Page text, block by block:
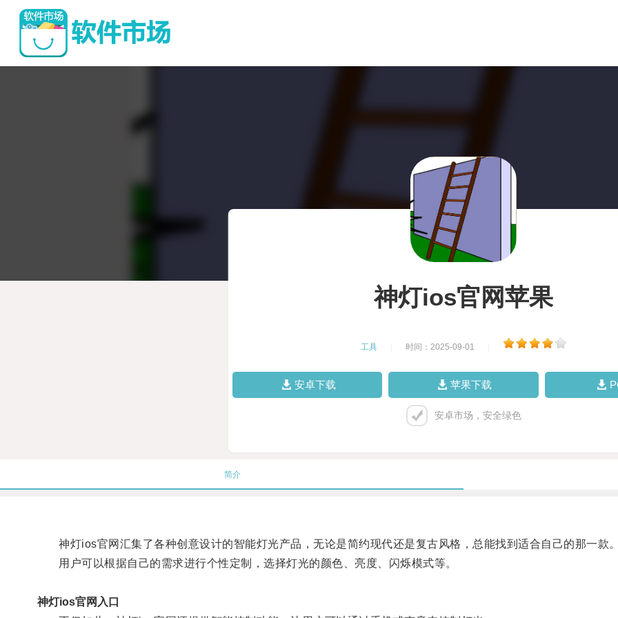
神灯ios官网苹果
工具 时间：2025-09-01
安卓下载 苹果下载
安卓市场，安全绿色
简介
神灯ios官网汇集了各种创意设计的智能灯光产品，无论是简约现代还是复古风格，总能找到适合自己的那一款。
用户可以根据自己的需求进行个性定制，选择灯光的颜色、亮度、闪烁模式等。
神灯ios官网入口